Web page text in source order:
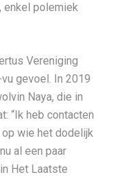
enkel polemiek
Vereniging
gevoel. In 2019
Naya, die in
“Ik heb contacten
wie het dodelijk
al een paar
Het Laatste